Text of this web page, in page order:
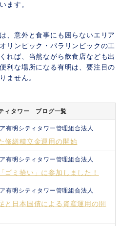
ます。
、意外と食事にも困らないエリア
リンピック・パラリンピックの工
れば、当然ながら飲食店なども出
利な場所になる有明は、要注目の
ません。
ィタワー ブログ一覧
有明シティタワー管理組合法人
修繕積立金運用の開始
有明シティタワー管理組合法人
ゴミ拾い」に参加しました！
有明シティタワー管理組合法人
と日本国債による資産運用の開